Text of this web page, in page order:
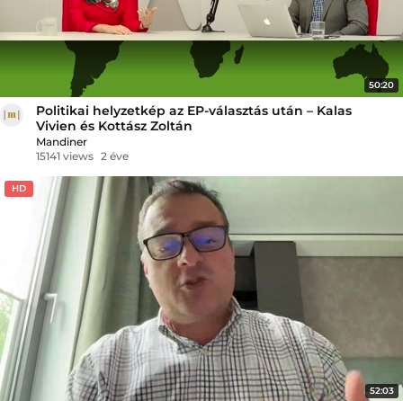
50:20
Politikai helyzetkép az EP-választás után – Kalas
Vivien és Kottász Zoltán
Mandiner
15141 views 2 éve
HD
52:03